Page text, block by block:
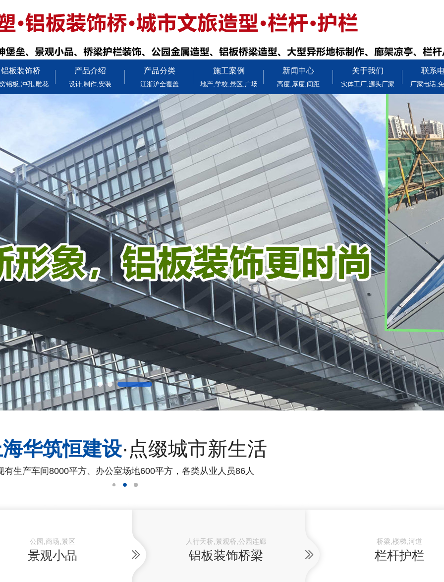
铝板装饰桥
铝板,冲孔,雕花
产品介绍
设计,制作,安装
产品分类
江浙沪全覆盖
施工案例
地产,学校,景区,广场
新闻中心
高度,厚度,间距
关于我们
实体工厂,源头厂家
联系
厂家电话,
华筑恒建设·点缀城市新生活
有生产车间8000平方、办公室场地600平方，各类从业人员86人
公园,商场,景区
景观小品
人行天桥,景观桥,公园连廊
铝板装饰桥梁
桥梁,楼梯,河道
栏杆护栏